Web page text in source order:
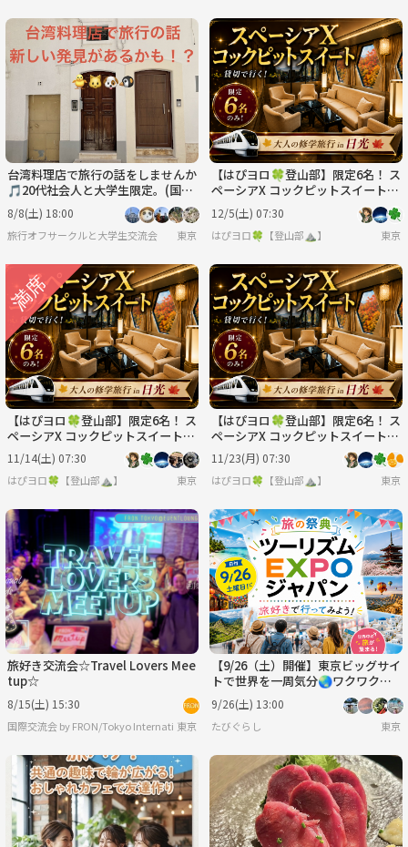
台湾料理店で旅行の話をしませんか
🎵20代社会人と大学生限定。(国内
•海外、観光、小籠包•チキン•豆花
等🍗🥟🍮)
8/8(土) 18:00
旅行オフサークルと大学生交流会 東京
【はぴヨロ🍀登山部】限定6名！ ス
ペーシアX コックピットスイート貸
切✨ 大人の修学旅行 in 日光🍁
12/5(土) 07:30
はぴヨロ🍀【登山部⛰️】 東京
【はぴヨロ🍀登山部】限定6名！ ス
ペーシアX コックピットスイート貸
切✨ 大人の修学旅行 in 日光🍁
11/14(土) 07:30
はぴヨロ🍀【登山部⛰️】 東京
【はぴヨロ🍀登山部】限定6名！ ス
ペーシアX コックピットスイート貸
切✨ 大人の修学旅行 in 日光🍁
11/23(月) 07:30
はぴヨロ🍀【登山部⛰️】 東京
旅好き交流会☆Travel Lovers Mee
tup☆
8/15(土) 15:30
国際交流会 by FRON/Tokyo International Friends since.2015【event
東京
【9/26（土）開催】東京ビッグサイ
トで世界を一周気分🌏ワクワク満
載のツーリズムEXPOジャパンに行
ってみよう💖
9/26(土) 13:00
たびぐらし 東京